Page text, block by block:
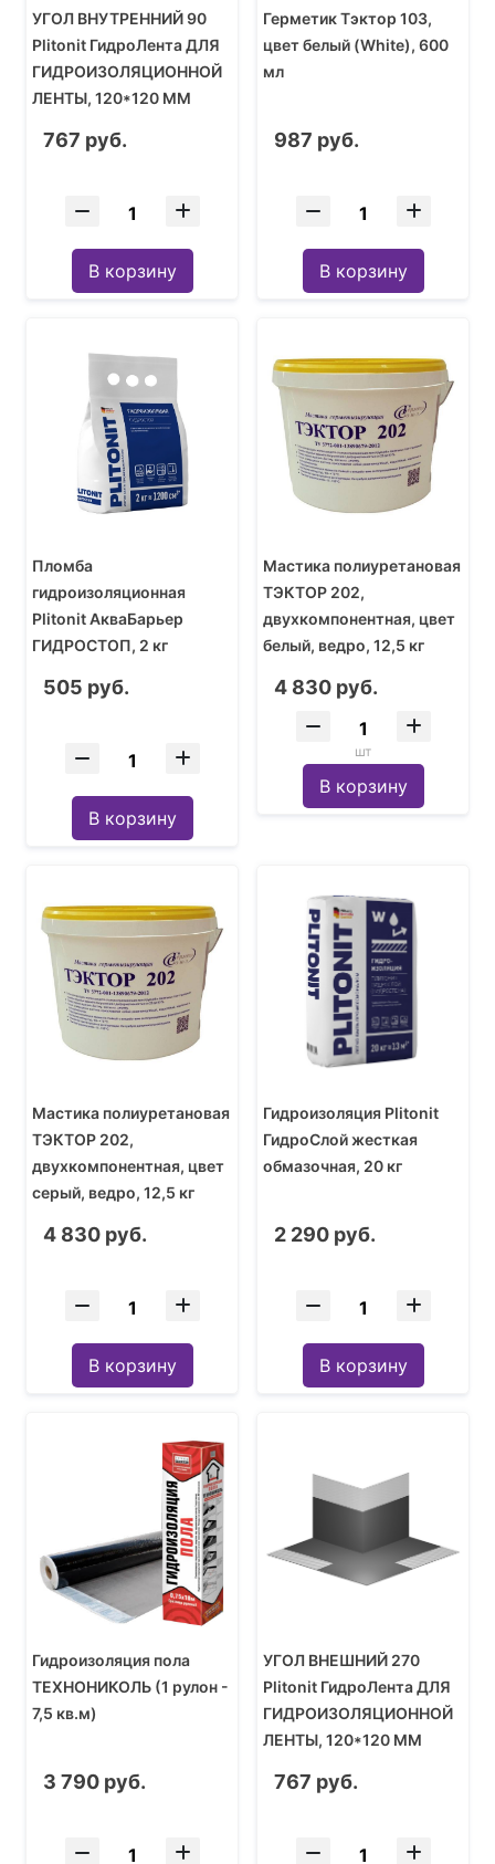
УГОЛ ВНУТРЕННИЙ 90
Plitonit ГидроЛента ДЛЯ
ГИДРОИЗОЛЯЦИОННОЙ
ЛЕНТЫ, 120*120 ММ
767 руб.
В корзину
Герметик Тэктор 103,
цвет белый (White), 600
мл
987 руб.
В корзину
Пломба
гидроизоляционная
Plitonit АкваБарьер
ГИДРОСТОП, 2 кг
505 руб.
В корзину
Мастика полиуретановая
ТЭКТОР 202,
двухкомпонентная, цвет
белый, ведро, 12,5 кг
4 830 руб.
шт
В корзину
Мастика полиуретановая
ТЭКТОР 202,
двухкомпонентная, цвет
серый, ведро, 12,5 кг
4 830 руб.
В корзину
Гидроизоляция Plitonit
ГидроСлой жесткая
обмазочная, 20 кг
2 290 руб.
В корзину
Гидроизоляция пола
ТЕХНОНИКОЛЬ (1 рулон -
7,5 кв.м)
3 790 руб.
УГОЛ ВНЕШНИЙ 270
Plitonit ГидроЛента ДЛЯ
ГИДРОИЗОЛЯЦИОННОЙ
ЛЕНТЫ, 120*120 ММ
767 руб.